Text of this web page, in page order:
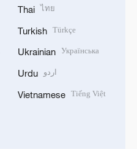
Thai ไทย
Turkish Türkçe
Ukrainian Українська
Urdu اردو
Vietnamese Tiếng Việt